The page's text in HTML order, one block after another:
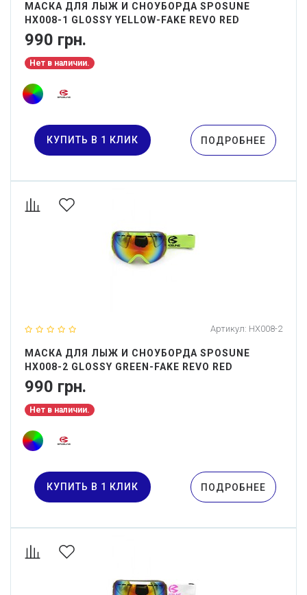
МАСКА ДЛЯ ЛЫЖ И СНОУБОРДА SPOSUNE
HX008-1 GLOSSY YELLOW-FAKE REVO RED
990 грн.
Нет в наличии.
КУПИТЬ В 1 КЛИК ПОДРОБНЕЕ
Артикул: HX008-2
МАСКА ДЛЯ ЛЫЖ И СНОУБОРДА SPOSUNE
HX008-2 GLOSSY GREEN-FAKE REVO RED
990 грн.
Нет в наличии.
КУПИТЬ В 1 КЛИК ПОДРОБНЕЕ